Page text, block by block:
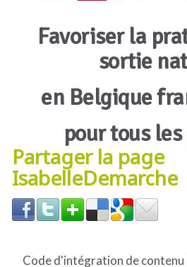
Favoriser la
sortie
en Belgique
pour tous
Partager la page
IsabelleDemarche
Code d'intégration de contenu